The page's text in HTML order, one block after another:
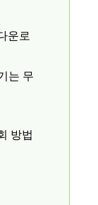
운로
는 무
방법